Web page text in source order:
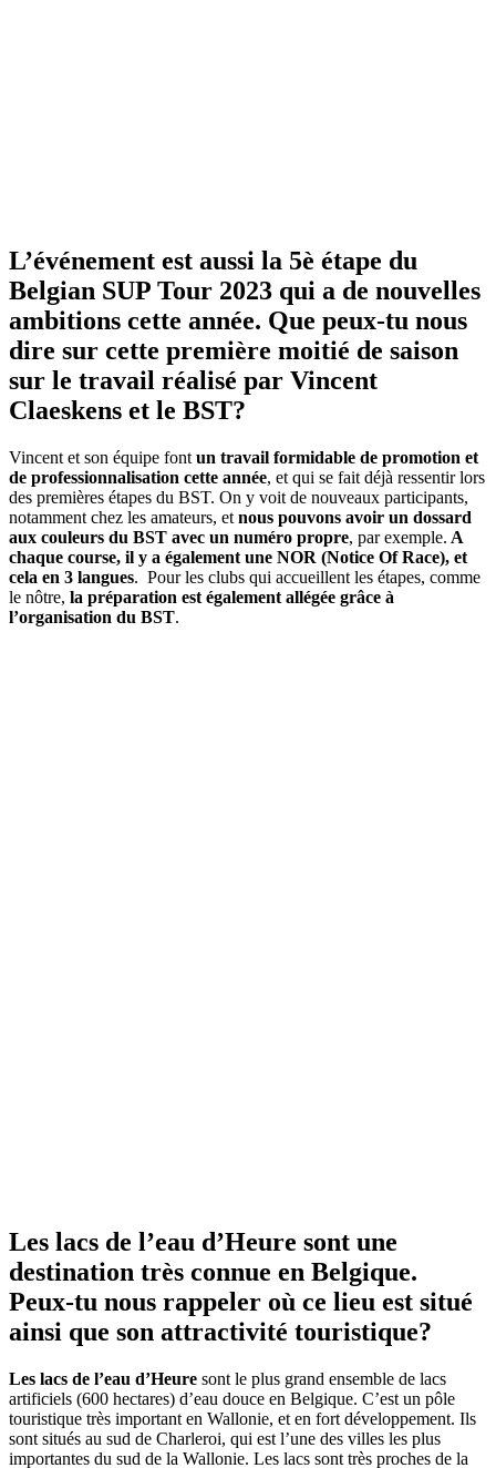
L’événement est aussi la 5è étape du
Belgian SUP Tour 2023 qui a de nouvelles
ambitions cette année. Que peux-tu nous
dire sur cette première moitié de saison
sur le travail réalisé par Vincent
Claeskens et le BST?
Vincent et son équipe font un travail formidable de promotion et
de professionnalisation cette année, et qui se fait déjà ressentir lors
des premières étapes du BST. On y voit de nouveaux participants,
notamment chez les amateurs, et nous pouvons avoir un dossard
aux couleurs du BST avec un numéro propre, par exemple. A
chaque course, il y a également une NOR (Notice Of Race), et
cela en 3 langues. Pour les clubs qui accueillent les étapes, comme
le nôtre, la préparation est également allégée grâce à
l’organisation du BST.
Les lacs de l’eau d’Heure sont une
destination très connue en Belgique.
Peux-tu nous rappeler où ce lieu est situé
ainsi que son attractivité touristique?
Les lacs de l’eau d’Heure sont le plus grand ensemble de lacs
artificiels (600 hectares) d’eau douce en Belgique. C’est un pôle
touristique très important en Wallonie, et en fort développement. Ils
sont situés au sud de Charleroi, qui est l’une des villes les plus
importantes du sud de la Wallonie. Les lacs sont très proches de la